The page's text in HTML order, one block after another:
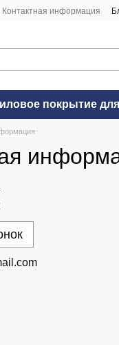
Контактная информация
покрытие